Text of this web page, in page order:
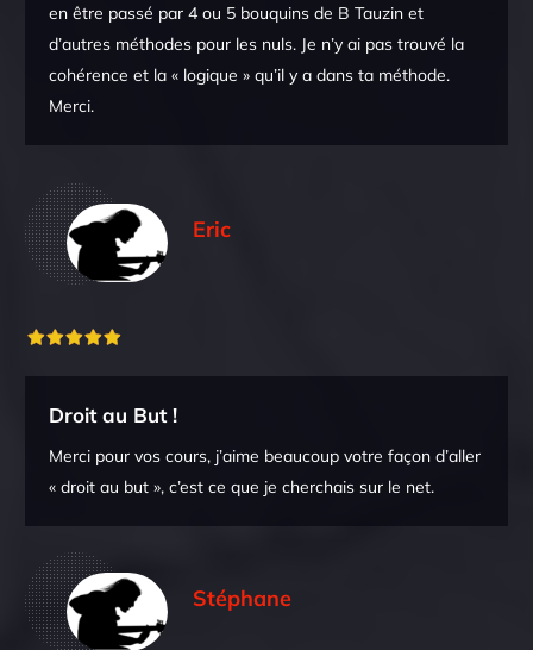
en être passé par 4 ou 5 bouquins de B Tauzin et
d’autres méthodes pour les nuls. Je n’y ai pas trouvé la
cohérence et la « logique » qu’il y a dans ta méthode.
Merci.
Eric
Droit au But !
Merci pour vos cours, j’aime beaucoup votre façon d’aller
« droit au but », c’est ce que je cherchais sur le net.
Stéphane